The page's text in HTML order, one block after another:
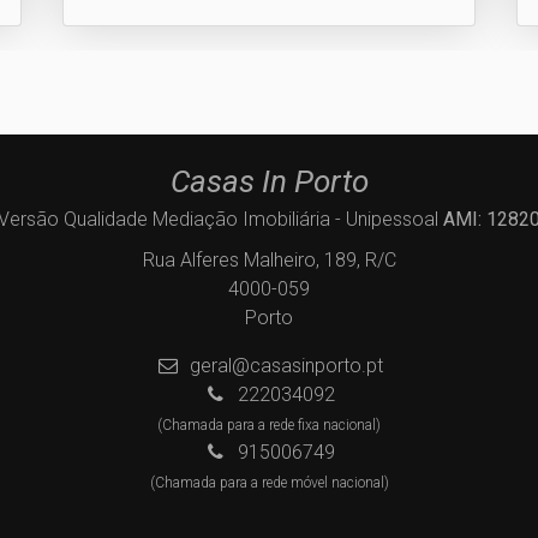
Casas In Porto
Qualidade Mediação Imobiliária - Unipessoal AMI:
Rua Alferes Malheiro, 189, R/C
4000-059
Porto
geral@casasinporto.pt
222034092
(Chamada para a rede fixa nacional)
915006749
(Chamada para a rede móvel nacional)